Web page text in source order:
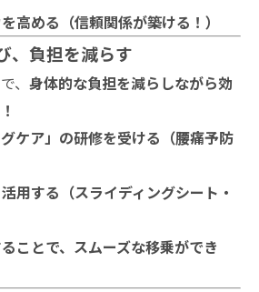
高める（信頼関係が築ける！）
、負担を減らす
、 身体的な負担を減らしながら効
グケア」の研修を受ける（腰痛予防
用する（スライディングシート・
ことで、スムーズな移乗ができ